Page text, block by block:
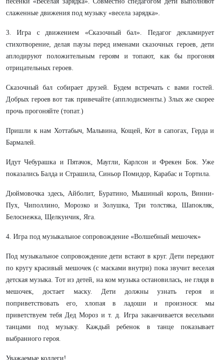
слаженные движения под музыку «весела зарядка».
3. Игра с движением «Сказочный бал». Педагог декламирует
стихотворение, делая паузы перед именами сказочных героев, дети
аплодируют положительным героям и топают, как бы прогоняя
отрицательных героев.
Сказочный бал собирает друзей. Будем встречать с вами гостей.
Добрых героев вот так привечайте (апплодисменты.) Злых же скорее
прочь прогоняйте (топат.)
Пришли к нам Хоттабыч, Мальвина, Кощей, Кот в сапогах, Герда и
Бармалей.
Идут Чебурашка и Пятачок, Маугли, Карлсон и Фрекен Бок. Уже
показались Балда и Страшила, Синьор Помидор, Карабас и Тортила.
Дюймовочка здесь, Айболит, Буратино, Мышиный король, Винни-
Пух, Чиполлино, Морозко и Золушка, Три толстяка, Шапокляк,
Белоснежка, Щелкунчик, Яга.
4. Игра под музыкальное сопровождение «Волшебный мешочек»
Под музыкальное сопровождение дети встают в круг. Дети передают
по кругу красивый мешочек (с масками внутри) пока звучит веселая
детская музыка. Тот из детей, на ком музыка остановилась, не глядя в
мешочек, достает маску. Дети должны узнать героя и
поприветствовать его, хлопая в ладоши и произнося: мы
приветствуем тебя Дед Мороз и т. д. Игра заканчивается веселыми
танцами под музыку. Каждый ребенок в танце показывает
выбранного героя.
Уважаемые коллеги!